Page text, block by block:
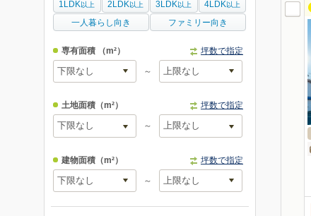
1LDK 以上 2LDK 以上 3LDK 以上 4LDK 以上
一人暮らし向き ファミリー向き
専有面積 （m²） 坪数で指定
～
土地面積（m²） 坪数で指定
～
建物面積（m²） 坪数で指定
～